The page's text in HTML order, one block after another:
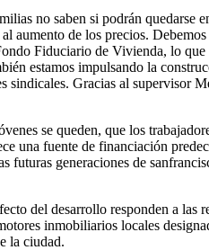
no saben si podrán quedarse
aumento de los precios.
Fiduciario de Vivienda, lo
estamos impulsando la
Gracias al supervisor
se queden, que los
una fuente de financiación
generaciones de
del desarrollo responden a las
inmobiliarios locales
la ciudad.